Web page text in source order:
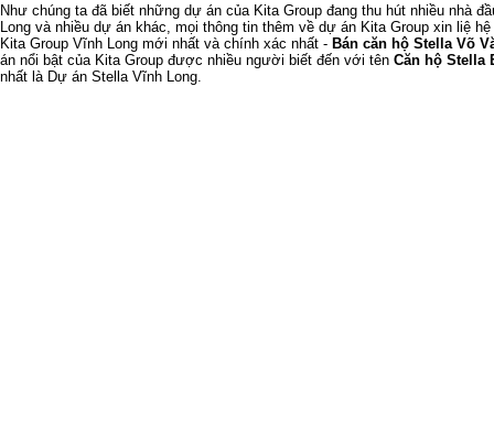
Như chúng ta đã biết những dự án của Kita Group đang thu hút nhiều nhà
Long và nhiều dự án khác, mọi thông tin thêm về dự án Kita Group xin liệ hệ
Kita Group Vĩnh Long mới nhất và chính xác nhất - Bán căn hộ Stella Võ
án nổi bật của Kita Group được nhiều người biết đến với tên Căn hộ Stella
nhất là Dự án Stella Vĩnh Long